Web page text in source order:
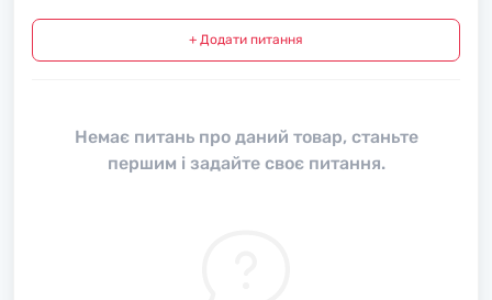
+ Додати питання
Немає питань про даний товар, станьте
першим і задайте своє питання.